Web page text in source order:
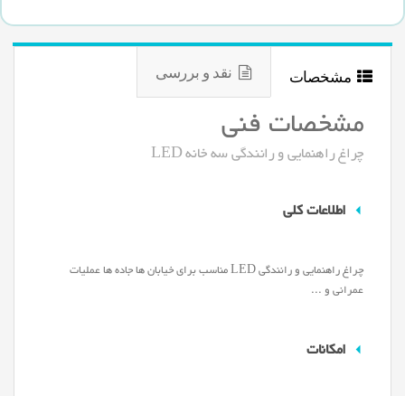
مشخصات نقد و بررسی
مشخصات فنی
چراغ راهنمایی و رانندگی سه خانه LED
اطلاعات کلی
چراغ راهنمایی و رانندگی LED مناسب برای خیابان ها جاده ها عملیات
عمرانی و ...
امکانات